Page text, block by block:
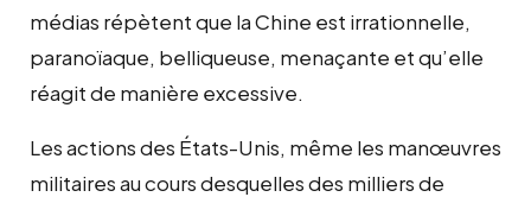
médias répètent que la Chine est irrationnelle,
paranoïaque, belliqueuse, menaçante et qu’elle
réagit de manière excessive.
Les actions des États-Unis, même les manœuvres
militaires au cours desquelles des milliers de